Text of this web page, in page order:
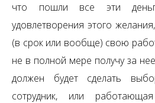
что пошли все эти
удовлетворения этого
(в срок или вообще) свою
не в полной мере получу за
должен будет сделать
сотрудник, или